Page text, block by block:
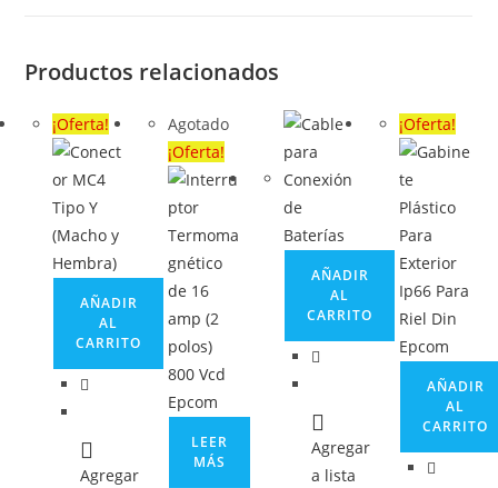
Productos relacionados
¡Oferta!
AÑADIR
AL
CARRITO
Agregar
Agotado
¡Oferta!
LEER
MÁS
AÑADIR
AL
CARRITO
Agregar
a lista
¡Oferta!
AÑADIR
AL
CARRITO